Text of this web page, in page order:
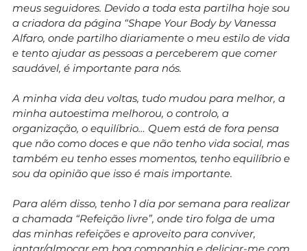
meus seguidores. Devido a toda esta partilha hoje sou
a criadora da página “Shape Your Body by Vanessa
Alfaro, onde partilho diariamente o meu estilo de vida
e tento ajudar as pessoas a perceberem que comer
saudável, é importante para nós.
A minha vida deu voltas, tudo mudou para melhor, a
minha autoestima melhorou, o controlo, a
organização, o equilíbrio… Quem está de fora pensa
que não como doces e que não tenho vida social, mas
também eu tenho esses momentos, tenho equilíbrio e
sou da opinião que isso é mais importante.
Para além disso, tenho 1 dia por semana para realizar
a chamada “Refeição livre”, onde tiro folga de uma
das minhas refeições e aproveito para conviver,
jantar/almoçar em boa companhia e deliciar-me com